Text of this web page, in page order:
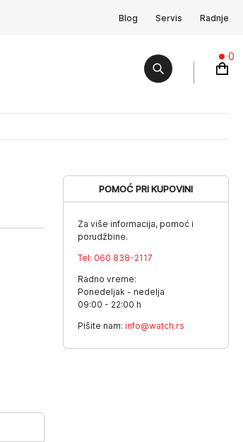
Blog Servis Radnje
0
POMOĆ PRI KUPOVINI
Za više informacija, pomoć i
porudžbine.
Tel: 060 838-2117
Radno vreme:
Ponedeljak - nedelja
09:00 - 22:00 h
Pišite nam: info@watch.rs